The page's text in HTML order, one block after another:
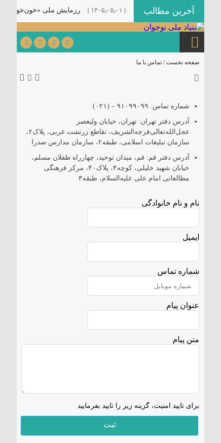
آخرین مطالب
ملی «موکب سیار رسانه‌ای» [ ۱۴۰۵٫۰۵٫۰۱ ] رزمایش ملی «خون‌خواهان
صفحه نخست / تماس با ما
شماره تماس: ۹۱۰۹۹۰۹۹ – (۰۲۱)
آدرس دفتر تهران: تهران، خیابان ولیعصر
عجل‌الله‌تعالی‌فرجه‌الشریف، تقاطع زرتشت غربی، پلاک۲،
سازمان تبلیغات اسلامی، طبقه۲، سازمان مدارس صدرا
آدرس دفتر قم: قم، میدان توحید، چهارراه طفلان مسلم،
خیابان شهید خلیلی، کوچه۴، پلاک۴۰، مرکز فرهنگی
مطالعاتی امام علی علیه‌السلام، طبقه۳
نام و نام خانوادگی
ایمیل
شماره تماس
عنوان پیام
متن پیام
برای تایید امنیت، گزینه زیر را تایید بفرمایید
ثبت